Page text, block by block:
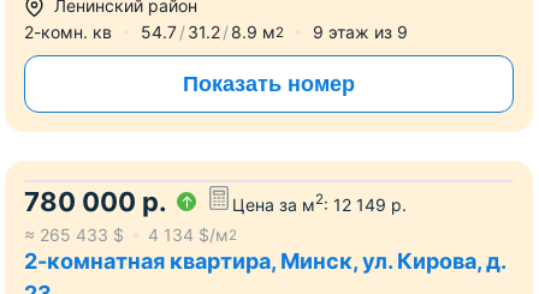
Ленинский район
2-комн. кв
54.7 31.2 8.9 м2 9 этаж из 9
Показать номер
780 000 р. Цена за м2: 12 149 р.
≈ 265 433 $ 4 134 $/м2
2-комнатная квартира, Минск, ул. Кирова, д.